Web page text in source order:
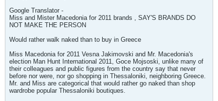
Google Translator -
Miss and Mister Macedonia for 2011 brands , SAY'S BRANDS DO
NOT MAKE THE PERSON
Would rather walk naked than to buy in Greece
Miss Macedonia for 2011 Vesna Jakimovski and Mr. Macedonia's
election Man Hunt International 2011, Goce Mojsoski, unlike many of
their colleagues and public figures from the country say that never
before nor were, nor go shopping in Thessaloniki, neighboring Greece.
Mr. and Miss are categorical that would rather go naked than shop
wardrobe popular Thessaloniki boutiques.